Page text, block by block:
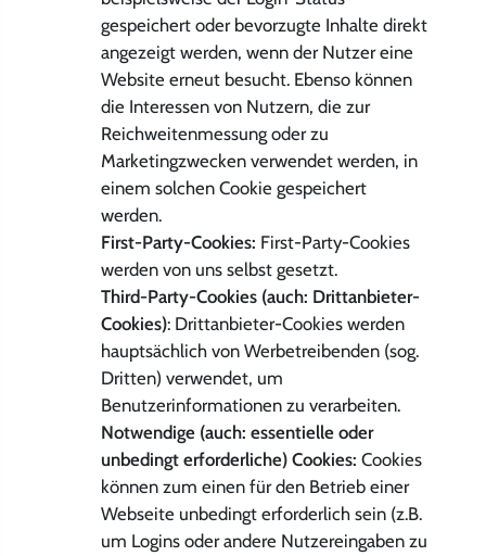
gespeichert oder bevorzugte Inhalte direkt
angezeigt werden, wenn der Nutzer eine
Website erneut besucht. Ebenso können
die Interessen von Nutzern, die zur
Reichweitenmessung oder zu
Marketingzwecken verwendet werden, in
einem solchen Cookie gespeichert
werden.
First-Party-Cookies: First-Party-Cookies
werden von uns selbst gesetzt.
Third-Party-Cookies (auch: Drittanbieter-
Cookies): Drittanbieter-Cookies werden
hauptsächlich von Werbetreibenden (sog.
Dritten) verwendet, um
Benutzerinformationen zu verarbeiten.
Notwendige (auch: essentielle oder
unbedingt erforderliche) Cookies: Cookies
können zum einen für den Betrieb einer
Webseite unbedingt erforderlich sein (z.B.
um Logins oder andere Nutzereingaben zu